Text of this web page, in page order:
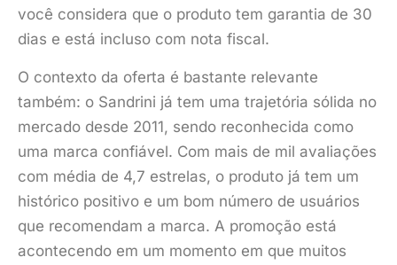
você considera que o produto tem garantia de 30
dias e está incluso com nota fiscal.
O contexto da oferta é bastante relevante
também: o Sandrini já tem uma trajetória sólida no
mercado desde 2011, sendo reconhecida como
uma marca confiável. Com mais de mil avaliações
com média de 4,7 estrelas, o produto já tem um
histórico positivo e um bom número de usuários
que recomendam a marca. A promoção está
acontecendo em um momento em que muitos